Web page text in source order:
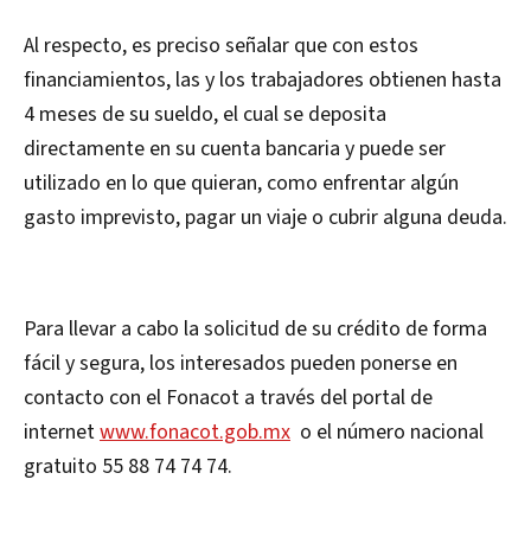
Al respecto, es preciso señalar que con estos
financiamientos, las y los trabajadores obtienen hasta
4 meses de su sueldo, el cual se deposita
directamente en su cuenta bancaria y puede ser
utilizado en lo que quieran, como enfrentar algún
gasto imprevisto, pagar un viaje o cubrir alguna deuda.
Para llevar a cabo la solicitud de su crédito de forma
fácil y segura, los interesados pueden ponerse en
contacto con el Fonacot a través del portal de
internetwww.fonacot.gob.mx o el número nacional
gratuito 55 88 74 74 74.